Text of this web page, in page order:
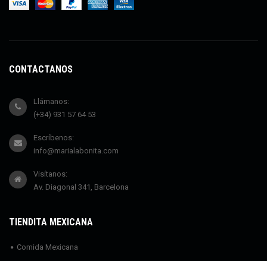
CONTÁCTANOS
Llámanos:
(+34) 931 57 64 53
Escríbenos:
info@marialabonita.com
Visítanos:
Av. Diagonal 341, Barcelona
TIENDITA MEXICANA
Comida Mexicana